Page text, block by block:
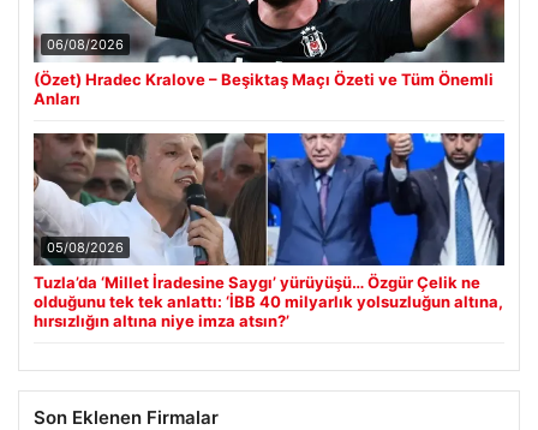
06/08/2026
(Özet) Hradec Kralove – Beşiktaş Maçı Özeti ve Tüm Önemli
Anları
05/08/2026
Tuzla’da ‘Millet İradesine Saygı’ yürüyüşü… Özgür Çelik ne
olduğunu tek tek anlattı: ‘İBB 40 milyarlık yolsuzluğun altına,
hırsızlığın altına niye imza atsın?’
Son Eklenen Firmalar